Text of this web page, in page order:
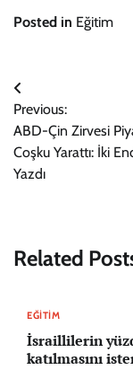
Posted in Eğitim
Yazı
gezinmesi
Previous:
ABD-Çin Zirvesi
Coşku Yarattı: İki
Yazdı
Related
EĞITIM
İsraillilerin
katılmasını